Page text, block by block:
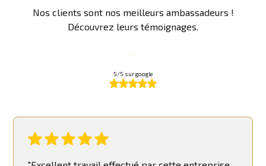
Nos clients sont nos meilleurs ambassadeurs !
Découvrez leurs témoignages.
5/5 sur google